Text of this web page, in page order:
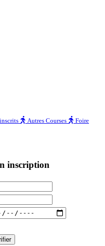
Autres Courses
Foire
inscription